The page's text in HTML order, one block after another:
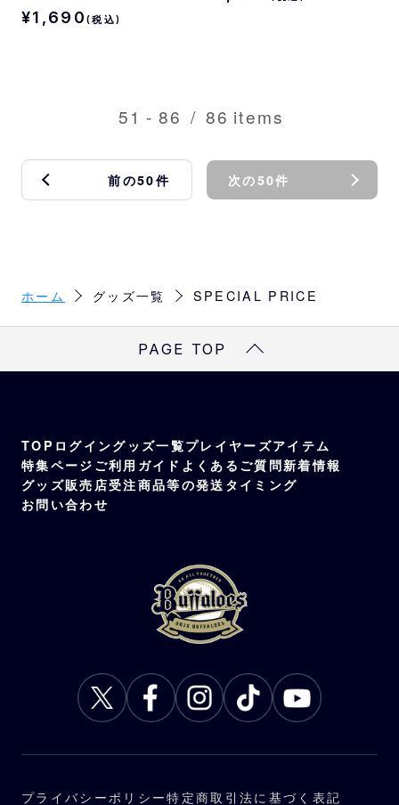
¥1,690 (税込)
51 - 86 / 86 items
前の50件 次の50件
ホーム グッズ一覧 SPECIAL PRICE
PAGE TOP
TOP ログイングッズ一覧プレイヤーズアイテム
特集ページ ご利用ガイド よくあるご質問新着情報
グッズ販売店受注商品等の発送タイミング
お問い合わせ
プライバシーポリシー特定商取引法に基づく表記